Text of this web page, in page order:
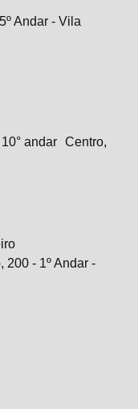
Andar - Vila
andar Centro,
200 - 1º Andar -